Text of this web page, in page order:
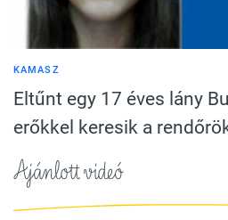
KAMASZ
Eltűnt egy 17 éves lány
erőkkel keresik a
Ajánlott videó